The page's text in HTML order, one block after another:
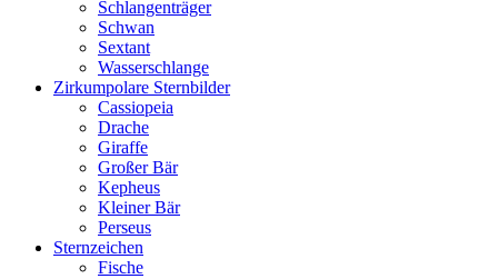
Schlangenträger
Schwan
Sextant
Wasserschlange
Zirkumpolare Sternbilder
Cassiopeia
Drache
Giraffe
Großer Bär
Kepheus
Kleiner Bär
Perseus
Sternzeichen
Fische